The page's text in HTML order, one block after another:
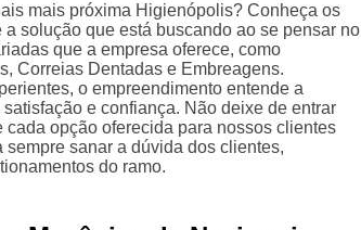
mais próxima Higienópolis? Conheça os
solução que está buscando ao se pensar no
que a empresa oferece, como
Correias Dentadas e Embreagens.
o empreendimento entende a
e confiança. Não deixe de entrar
opção oferecida para nossos clientes
sanar a dúvida dos clientes,
do ramo.